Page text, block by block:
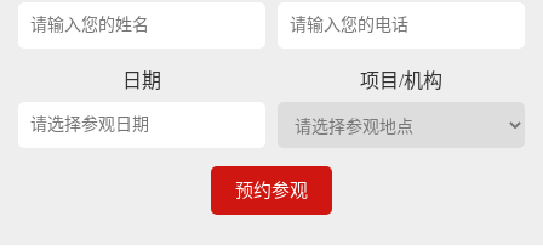
日期 项目/机构
预约参观